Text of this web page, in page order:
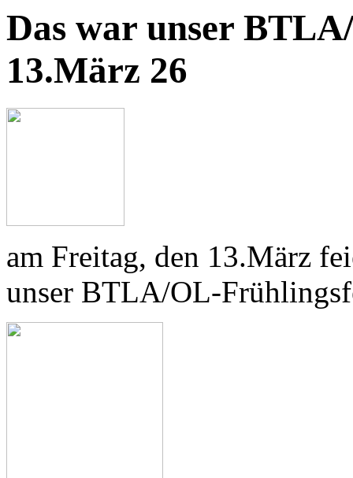
Das war unser
13.März 26
am Freitag, den 13.März
unser BTLA/OL-